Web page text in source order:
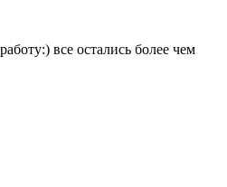
все остались более чем